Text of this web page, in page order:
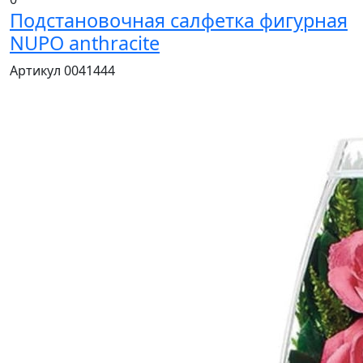
Подстановочная салфетка фигурная
NUPO anthracite
Артикул 0041444